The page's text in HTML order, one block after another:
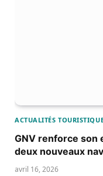
ACTUALITÉS
GNV renforce son
deux nouveaux
avril 16, 2026